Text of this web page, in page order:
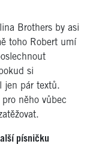
Brothers by asi
toho Robert umí
si
jen pár textů.
něho vůbec
písničku